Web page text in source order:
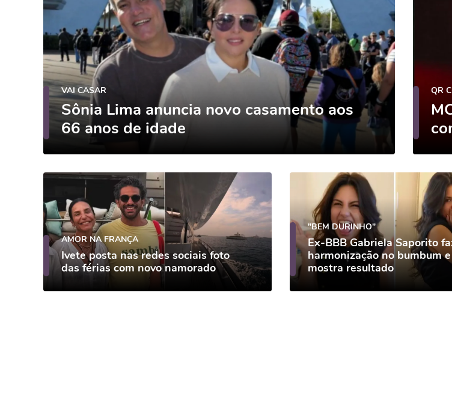
VAI CASAR
Sônia Lima anuncia novo casamento aos
66 anos de idade
QR
AMOR NA FRANÇA
Ivete posta nas redes sociais foto
das férias com novo namorado
"BEM DURINHO"
Ex-BBB Gabriela Saporito
harmonização no bumbum e
mostra resultado